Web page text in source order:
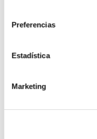
Preferencias
Estadística
Marketing
5,20€